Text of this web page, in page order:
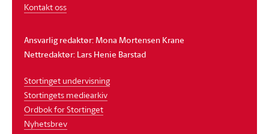
Kontakt oss
Ansvarlig redaktør: Mona Mortensen Krane
Nettredaktør: Lars Henie Barstad
Stortinget undervisning
Stortingets mediearkiv
Ordbok for Stortinget
Nyhetsbrev